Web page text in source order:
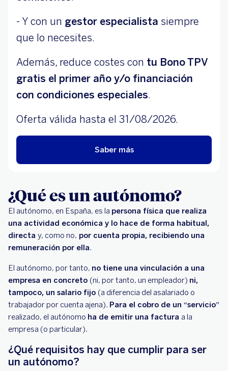
- Y con un gestor especialista siempre
que lo necesites.
Además, reduce costes con tu Bono TPV
gratis el primer año y/o financiación
con condiciones especiales.
Oferta válida hasta el 31/08/2026.
Saber más
¿Qué es un autónomo?
El autónomo, en España, es la persona física que realiza
una actividad económica y lo hace de forma habitual,
directa y, como no, por cuenta propia, recibiendo una
remuneración por ella.
El autónomo, por tanto, no tiene una vinculación a una
empresa en concreto (ni, por tanto, un empleador) ni,
tampoco, un salario fijo (a diferencia del asalariado o
trabajador por cuenta ajena). Para el cobro de un “servicio”
realizado, el autónomo ha de emitir una factura a la
empresa (o particular).
¿Qué requisitos hay que cumplir para ser
un autónomo?